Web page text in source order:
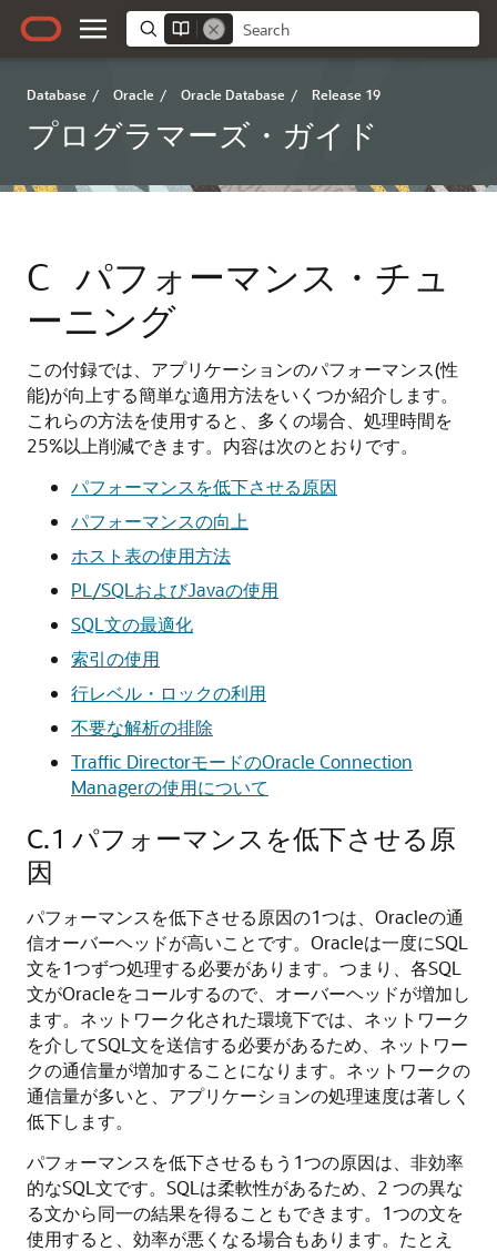
Database / Oracle / Oracle Database / Release 19
プログラマーズ・ガイド
C パフォーマンス・チュ
ーニング
この付録では、アプリケーションのパフォーマンス(性
能)が向上する簡単な適用方法をいくつか紹介します。
これらの方法を使用すると、多くの場合、処理時間を
25%以上削減できます。内容は次のとおりです。
パフォーマンスを低下させる原因
パフォーマンスの向上
ホスト表の使用方法
PL/SQLおよびJavaの使用
SQL文の最適化
索引の使用
行レベル・ロックの利用
不要な解析の排除
Traffic DirectorモードのOracle Connection
Managerの使用について
C.1 パフォーマンスを低下させる原
因
パフォーマンスを低下させる原因の1つは、Oracleの通
信オーバーヘッドが高いことです。Oracleは一度にSQL
文を1つずつ処理する必要があります。つまり、各SQL
文がOracleをコールするので、オーバーヘッドが増加し
ます。ネットワーク化された環境下では、ネットワーク
を介してSQL文を送信する必要があるため、ネットワー
クの通信量が増加することになります。ネットワークの
通信量が多いと、アプリケーションの処理速度は著しく
低下します。
パフォーマンスを低下させるもう1つの原因は、非効率
的なSQL文です。SQLは柔軟性があるため、2 つの異な
る文から同一の結果を得ることもできます。1つの文を
使用すると、効率が悪くなる場合もあります。たとえ